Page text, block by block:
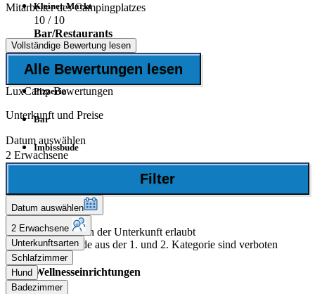
Kleiner Markt
Bar/Restaurants
Restaurant
Pizzeria
Bar
Imbissbude
Hund erlaubt
Falls in der Unterkunft erlaubt
Hunde aus der 1. und 2. Kategorie sind verboten
Wellnesseinrichtungen
Mitarbeiter des Campingplatzes
10 / 10
Vollständige Bewertung lesen
Alle Bewertungen lesen
LuxCamp Bewertungen
Unterkunft und Preise
Datum auswählen
2 Erwachsene
Filter
Datum auswählen
2 Erwachsene
Unterkunftsarten
Schlafzimmer
Hund
Badezimmer